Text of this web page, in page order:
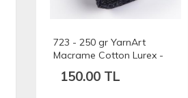
723 - 250 gr YarnArt
Macrame Cotton Lurex -
150.00 TL